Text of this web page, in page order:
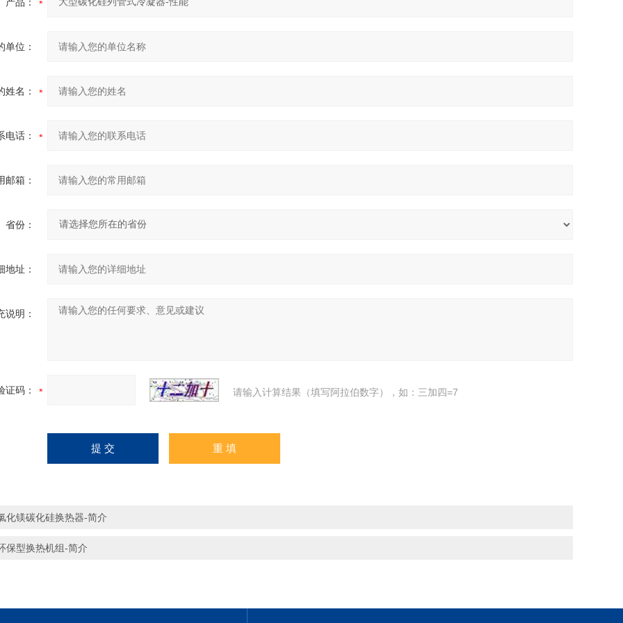
单位：
姓名：
电话：
邮箱：
省份：
地址：
说明：
证码： 请输入计算结果（填写阿拉伯数字），如：三加四=7
化镁碳化硅换热器-简介
保型换热机组-简介